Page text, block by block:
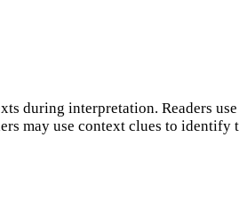
during interpretation. Readers
may use context clues to